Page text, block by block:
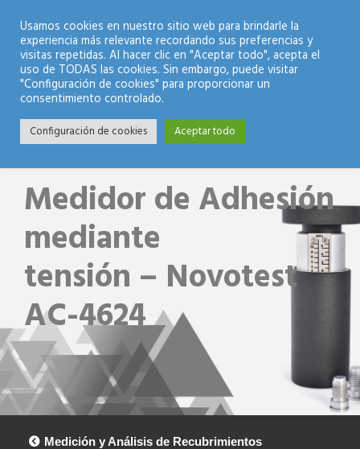
Modo Nocturno
Medidor de Adhesión
mediante
tensión – Novotest
AC-4624
Medición y Análisis de Recubrimientos
Usamos cookies en nuestro sitio web para brindarle la
experiencia más relevante recordando sus preferencias y
visitas repetidas. Al hacer clic en "Aceptar todo", acepta el
uso de TODAS las cookies. Sin embargo, puede visitar
"Configuración de cookies" para proporcionar un
consentimiento controlado.
Configuración de cookies Aceptar todo